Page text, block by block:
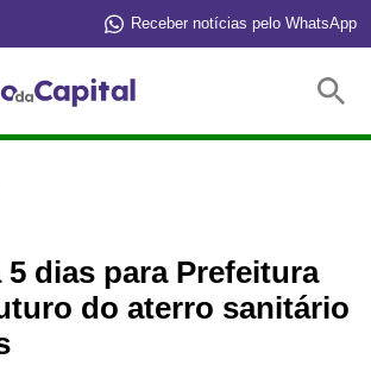
Receber notícias pelo WhatsApp
dias para Prefeitura
do aterro sanitário